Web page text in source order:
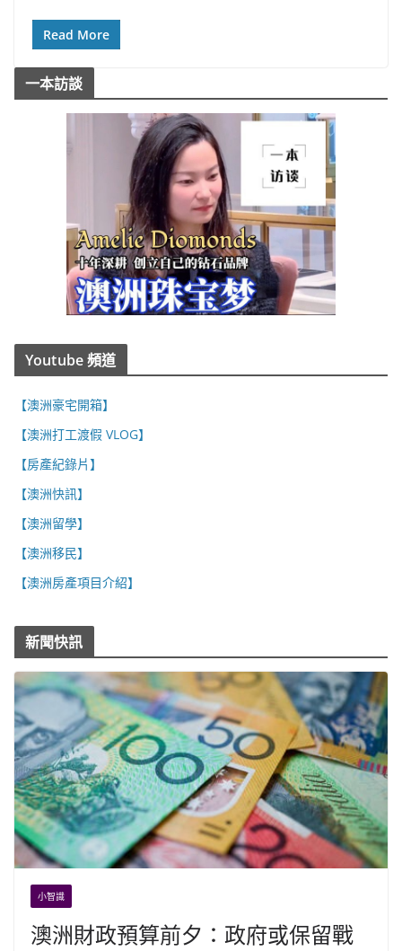
Read More
一本訪談
Youtube 頻道
【澳洲豪宅開箱】
【澳洲打工渡假 VLOG】
【房產紀錄片】
【澳洲快訊】
【澳洲留學】
【澳洲移民】
【澳洲房產項目介紹】
新聞快訊
小智識
澳洲財政預算前夕：政府或保留戰